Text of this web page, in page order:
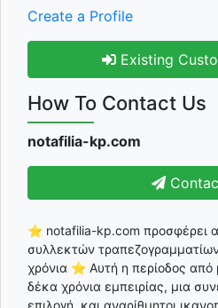
Create a Profile
Existing
How To Contact Us
notafilia-kp.com
⭐ notafilia-kp.com προσφέρει
συλλεκτών
χρόνια ⭐ Αυτή η περίοδος από
δέκα χρόνια εμπειρίας, μια
επιλογή, και αναρίθμητοι